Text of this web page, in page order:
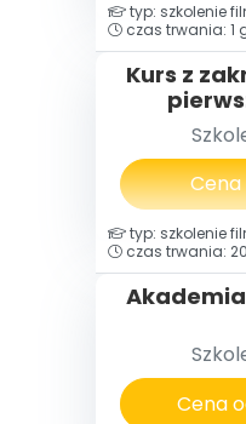
typ: szkolenie
czas trwania: 1
Kurs z
typ: szkolenie
czas trwania:
Cena